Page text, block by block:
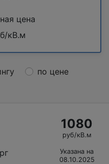
цена
кВ.м
по цене
1080
руб/кВ.м
Указана на
08.10.2025